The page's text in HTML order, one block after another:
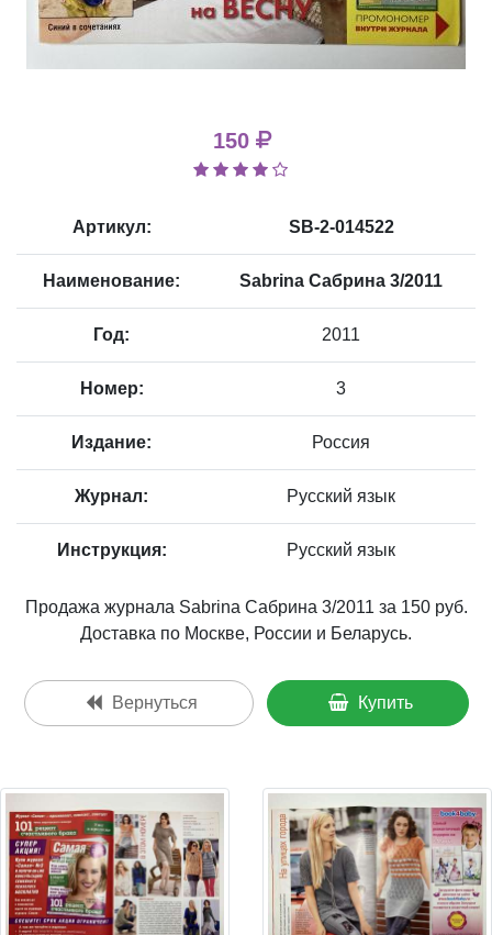
150
Артикул: SB-2-014522
Наименование: Sabrina Сабрина 3/2011
Год: 2011
Номер: 3
Издание: Россия
Журнал: Русский язык
Инструкция: Русский язык
Продажа журнала Sabrina Сабрина 3/2011 за 150 руб.
Доставка по Москве, России и Беларусь.
Вернуться Купить